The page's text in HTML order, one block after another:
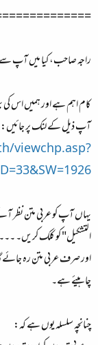
راجہ صاحب، کیا میں آپ
کام اہم ہے اور ہمیں
آپ ذیل کے لنک پر جائیں:
viewchp.asp?
یہاں آپ کو عربی متن نظر
التشکیل" کو کلک کریں۔
اور صرف عربی متن رہ جائے
چاہیئے ہے۔
چنانچہ سلسلہ یوں ہے کہ: